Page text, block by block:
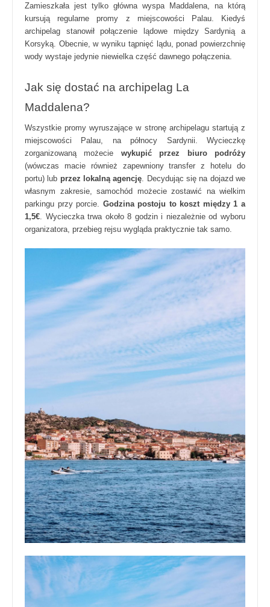
Zamieszkała jest tylko główna wyspa Maddalena, na którą
kursują regularne promy z miejscowości Palau. Kiedyś
archipelag stanowił połączenie lądowe między Sardynią a
Korsyką. Obecnie, w wyniku tąpnięć lądu, ponad powierzchnię
wody wystaje jedynie niewielka część dawnego połączenia.
Jak się dostać na archipelag La
Maddalena?
Wszystkie promy wyruszające w stronę archipelagu startują z
miejscowości Palau, na północy Sardynii. Wycieczkę
zorganizowaną możecie wykupić przez biuro podróży
(wówczas macie również zapewniony transfer z hotelu do
portu) lub przez lokalną agencję . Decydując się na dojazd we
własnym zakresie, samochód możecie zostawić na wielkim
parkingu przy porcie. Godzina postoju to koszt między 1 a
1,5€ . Wycieczka trwa około 8 godzin i niezależnie od wyboru
organizatora, przebieg rejsu wygląda praktycznie tak samo.